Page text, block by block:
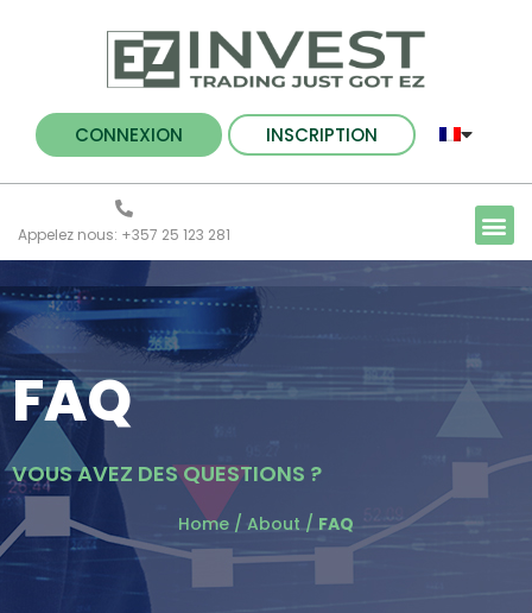
CONNEXION INSCRIPTION
Appelez nous: +357 25 123 281
FAQ
VOUS AVEZ DES QUESTIONS ?
Home / About/FAQ